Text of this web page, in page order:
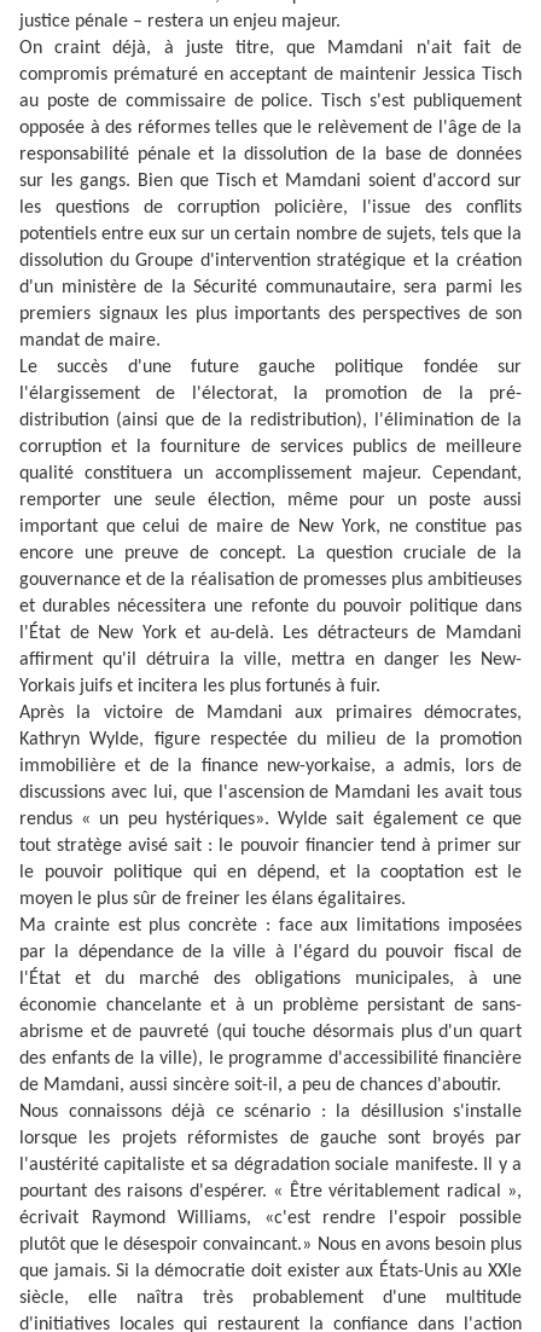
justice pénale – restera un enjeu majeur.
On craint déjà, à juste titre, que Mamdani n'ait fait de
compromis prématuré en acceptant de maintenir Jessica Tisch
au poste de commissaire de police. Tisch s'est publiquement
opposée à des réformes telles que le relèvement de l'âge de la
responsabilité pénale et la dissolution de la base de données
sur les gangs. Bien que Tisch et Mamdani soient d'accord sur
les questions de corruption policière, l'issue des conflits
potentiels entre eux sur un certain nombre de sujets, tels que la
dissolution du Groupe d'intervention stratégique et la création
d'un ministère de la Sécurité communautaire, sera parmi les
premiers signaux les plus importants des perspectives de son
mandat de maire.
Le succès d'une future gauche politique fondée sur
l'élargissement de l'électorat, la promotion de la pré-
distribution (ainsi que de la redistribution), l'élimination de la
corruption et la fourniture de services publics de meilleure
qualité constituera un accomplissement majeur. Cependant,
remporter une seule élection, même pour un poste aussi
important que celui de maire de New York, ne constitue pas
encore une preuve de concept. La question cruciale de la
gouvernance et de la réalisation de promesses plus ambitieuses
et durables nécessitera une refonte du pouvoir politique dans
l'État de New York et au-delà. Les détracteurs de Mamdani
affirment qu'il détruira la ville, mettra en danger les New-
Yorkais juifs et incitera les plus fortunés à fuir.
Après la victoire de Mamdani aux primaires démocrates,
Kathryn Wylde, figure respectée du milieu de la promotion
immobilière et de la finance new-yorkaise, a admis, lors de
discussions avec lui, que l'ascension de Mamdani les avait tous
rendus « un peu hystériques». Wylde sait également ce que
tout stratège avisé sait : le pouvoir financier tend à primer sur
le pouvoir politique qui en dépend, et la cooptation est le
moyen le plus sûr de freiner les élans égalitaires.
Ma crainte est plus concrète : face aux limitations imposées
par la dépendance de la ville à l'égard du pouvoir fiscal de
l'État et du marché des obligations municipales, à une
économie chancelante et à un problème persistant de sans-
abrisme et de pauvreté (qui touche désormais plus d'un quart
des enfants de la ville), le programme d'accessibilité financière
de Mamdani, aussi sincère soit-il, a peu de chances d'aboutir.
Nous connaissons déjà ce scénario : la désillusion s'installe
lorsque les projets réformistes de gauche sont broyés par
l'austérité capitaliste et sa dégradation sociale manifeste. Il y a
pourtant des raisons d'espérer. « Être véritablement radical »,
écrivait Raymond Williams, «c'est rendre l'espoir possible
plutôt que le désespoir convaincant.» Nous en avons besoin plus
que jamais. Si la démocratie doit exister aux États-Unis au XXIe
siècle, elle naîtra très probablement d'une multitude
d'initiatives locales qui restaurent la confiance dans l'action